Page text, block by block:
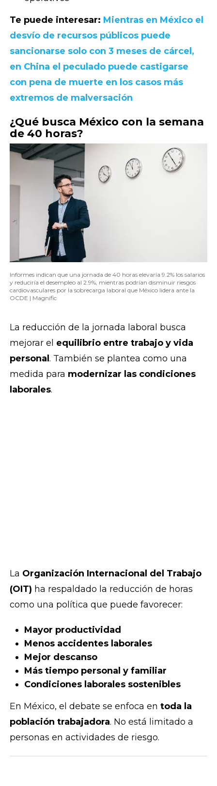
Te puede interesar: Mientras en México el
desvío de recursos públicos puede
sancionarse solo con 3 meses de cárcel,
en China el peculado puede castigarse
con pena de muerte en los casos más
extremos de malversación
¿Qué busca México con la semana
de 40 horas?
Informes indican que una jornada de 40 horas elevaría 9.2% los salarios
y reduciría el desempleo al 2.9%, mientras podrían disminuir riesgos
cardiovasculares por la sobrecarga laboral que México lidera ante la
OCDE | Magnific
La reducción de la jornada laboral busca
mejorar el equilibrio entre trabajo y vida
personal . También se plantea como una
medida para modernizar las condiciones
laborales.
La Organización Internacional del Trabajo
(OIT) ha respaldado la reducción de horas
como una política que puede favorecer:
Mayor productividad
Menos accidentes laborales
Mejor descanso
Más tiempo personal y familiar
Condiciones laborales sostenibles
En México, el debate se enfoca en toda la
población trabajadora. No está limitado a
personas en actividades de riesgo.